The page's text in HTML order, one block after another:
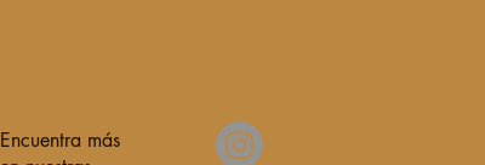
Encuentra más